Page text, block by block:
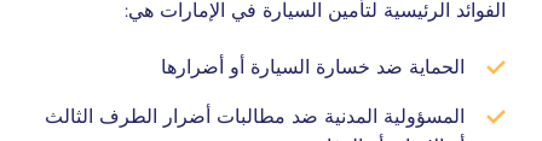
الفوائد الرئيسية لتأمين السيارة في الإمارات هي:
الحماية ضد خسارة السيارة أو أضرارها
المسؤولية المدنية ضد مطالبات أضرار الطرف الثالث